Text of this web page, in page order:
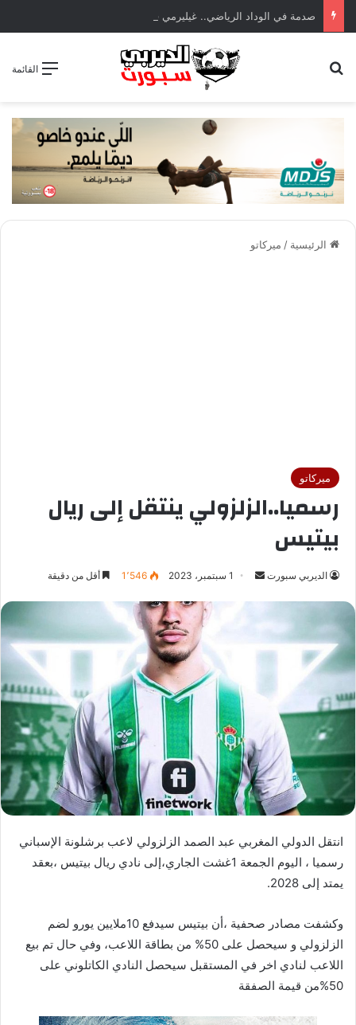
القائمة
الرئيسية / ميركاتو
ميركاتو
رسميا..الزلزولي ينتقل إلى ريال
بيتيس
الديربي سبورت
إ
ل
ك
ت
و
ن
1 سبتمبر، 2023 1٬546 أقل من دقيقة
انتقل الدولي المغربي عبد الصمد الزلزولي لاعب برشلونة الإسباني
رسميا ، اليوم الجمعة 1غشت الجاري،إلى نادي ريال بيتيس ،بعقد
يمتد إلى 2028.
وكشفت مصادر صحفية ،أن بيتيس سيدفع 10ملايين يورو لضم
الزلزولي و سيحصل على 50% من بطاقة اللاعب، وفي حال تم بيع
اللاعب لنادي اخر في المستقبل سيحصل النادي الكاتلوني على
50%من قيمة الصفقة